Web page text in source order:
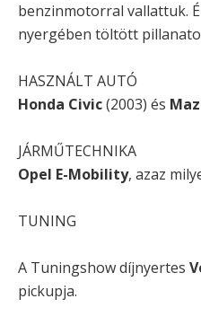
benzinmotorral vallattuk.
nyergében töltött
HASZNÁLT AUTÓ
Honda Civic(2003) és
JÁRMŰTECHNIKA
Opel E-Mobility, azaz
TUNING
A Tuningshow díjnyertes
pickupja.